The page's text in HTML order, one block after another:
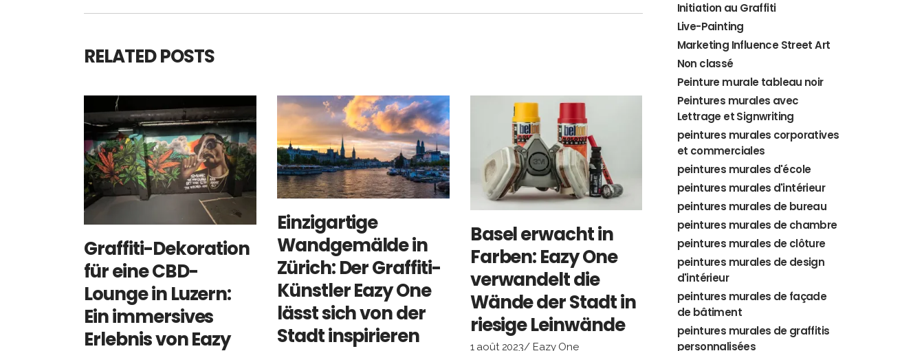
RELATED POSTS
Graffiti-Dekoration
für eine CBD-
Lounge in Luzern:
Ein immersives
Erlebnis von Eazy
Einzigartige
Wandgemälde in
Zürich: Der Graffiti-
Künstler Eazy One
lässt sich von der
Stadt inspirieren
Basel erwacht in
Farben: Eazy One
verwandelt die
Wände der Stadt in
riesige Leinwände
1 août 2023 Eazy One
Initiation au Graffiti
Live-Painting
Marketing Influence Street Art
Non classé
Peinture murale tableau noir
Peintures murales avec
Lettrage et Signwriting
peintures murales corporatives
et commerciales
peintures murales d'école
peintures murales d'intérieur
peintures murales de bureau
peintures murales de chambre
peintures murales de clôture
peintures murales de design
d'intérieur
peintures murales de façade
de bâtiment
peintures murales de graffitis
personnalisées